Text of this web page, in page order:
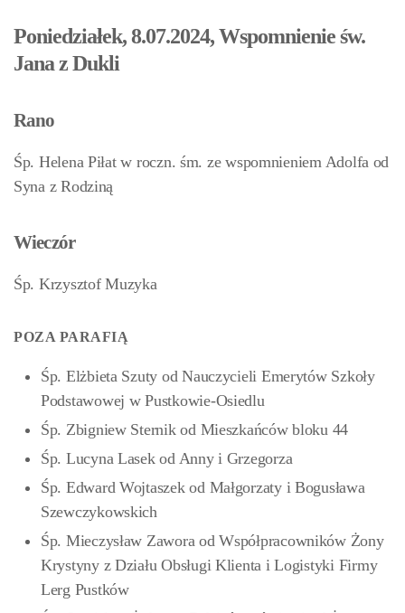
Poniedziałek, 8.07.2024, Wspomnienie św.
Jana z Dukli
Rano
Śp. Helena Piłat w roczn. śm. ze wspomnieniem Adolfa od
Syna z Rodziną
Wieczór
Śp. Krzysztof Muzyka
POZA PARAFIĄ
Śp. Elżbieta Szuty od Nauczycieli Emerytów Szkoły
Podstawowej w Pustkowie-Osiedlu
Śp. Zbigniew Sternik od Mieszkańców bloku 44
Śp. Lucyna Lasek od Anny i Grzegorza
Śp. Edward Wojtaszek od Małgorzaty i Bogusława
Szewczykowskich
Śp. Mieczysław Zawora od Współpracowników Żony
Krystyny z Działu Obsługi Klienta i Logistyki Firmy
Lerg Pustków